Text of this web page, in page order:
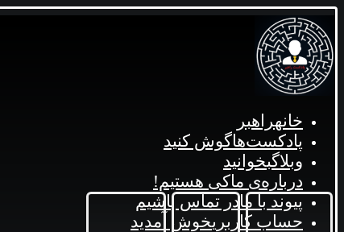
خانهراهبر
پادکست‌هاگوش کنید
وبلاگبخوانید
درباره‌ی ماکی هستیم!
پیوند با مادر تماس باشیم
حساب کاربریخوش آمدید